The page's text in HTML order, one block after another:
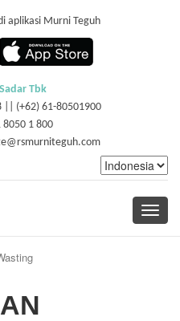
aplikasi Murni Teguh
Tbk
|| (+62) 61-80501900
8050 1 800
Toggle